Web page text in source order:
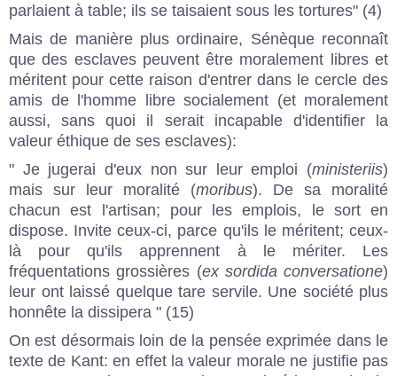
parlaient à table; ils se taisaient sous les tortures" (4)
Mais de manière plus ordinaire, Sénèque reconnaît
que des esclaves peuvent être moralement libres et
méritent pour cette raison d'entrer dans le cercle des
amis de l'homme libre socialement (et moralement
aussi, sans quoi il serait incapable d'identifier la
valeur éthique de ses esclaves):
" Je jugerai d'eux non sur leur emploi (ministeriis)
mais sur leur moralité (moribus). De sa moralité
chacun est l'artisan; pour les emplois, le sort en
dispose. Invite ceux-ci, parce qu'ils le méritent; ceux-
là pour qu'ils apprennent à le mériter. Les
fréquentations grossières (ex sordida conversatione)
leur ont laissé quelque tare servile. Une société plus
honnête la dissipera " (15)
On est désormais loin de la pensée exprimée dans le
texte de Kant: en effet la valeur morale ne justifie pas